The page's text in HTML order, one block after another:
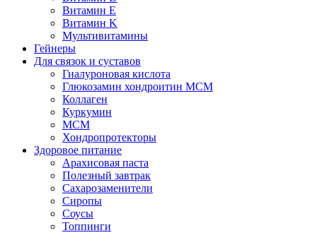
Витамин E
Витамин K
Мультивитамины
Гейнеры
Для связок и суставов
Гиалуроновая кислота
Глюкозамин хондроитин МСМ
Коллаген
Куркумин
МСМ
Хондропротекторы
Здоровое питание
Арахисовая паста
Полезный завтрак
Сахарозаменители
Сиропы
Соусы
Топпинги